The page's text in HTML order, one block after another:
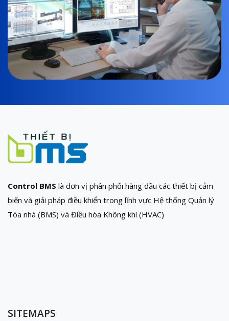
Control BMS là đơn vị phân phối hàng đầu các thiết bị cảm
biến và giải pháp điều khiển trong lĩnh vực Hệ thống Quản lý
Tòa nhà (BMS) và Điều hòa Không khí (HVAC)
SITEMAPS